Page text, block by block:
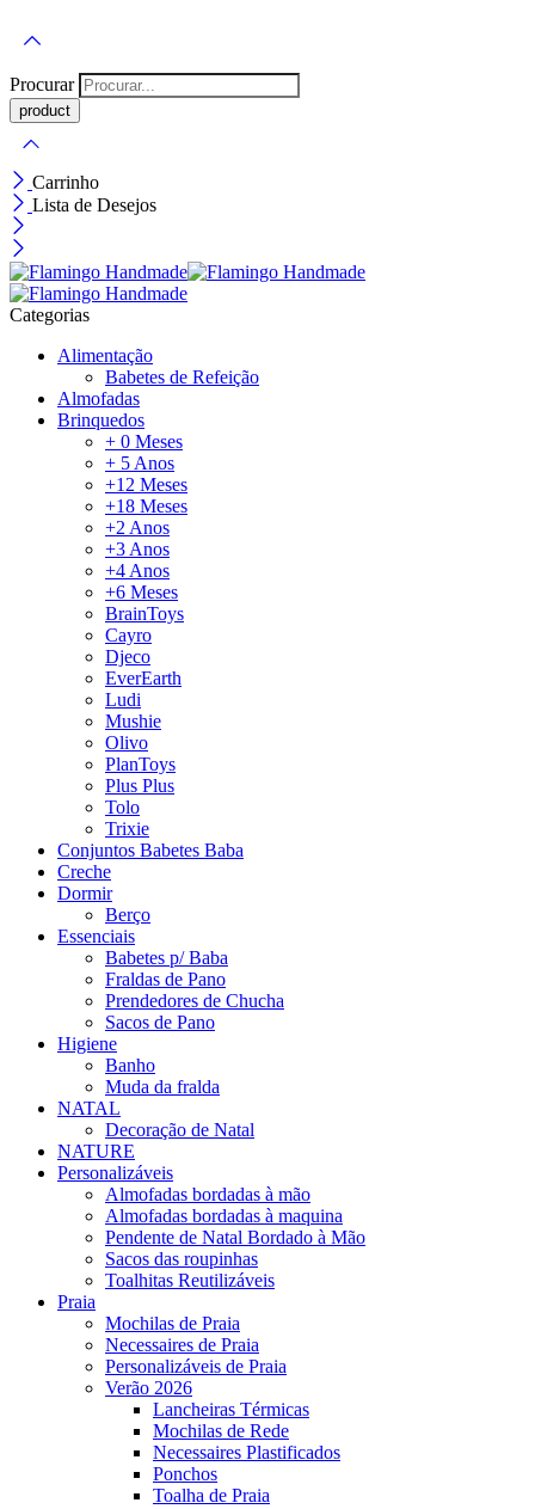
Procurar
Carrinho
Lista de Desejos
Categorias
Alimentação
Babetes de Refeição
Almofadas
Brinquedos
+ 0 Meses
+ 5 Anos
+12 Meses
+18 Meses
+2 Anos
+3 Anos
+4 Anos
+6 Meses
BrainToys
Cayro
Djeco
EverEarth
Ludi
Mushie
Olivo
PlanToys
Plus Plus
Tolo
Trixie
Conjuntos Babetes Baba
Creche
Dormir
Berço
Essenciais
Babetes p/ Baba
Fraldas de Pano
Prendedores de Chucha
Sacos de Pano
Higiene
Banho
Muda da fralda
NATAL
Decoração de Natal
NATURE
Personalizáveis
Almofadas bordadas à mão
Almofadas bordadas à maquina
Pendente de Natal Bordado à Mão
Sacos das roupinhas
Toalhitas Reutilizáveis
Praia
Mochilas de Praia
Necessaires de Praia
Personalizáveis de Praia
Verão 2026
Lancheiras Térmicas
Mochilas de Rede
Necessaires Plastificados
Ponchos
Toalha de Praia